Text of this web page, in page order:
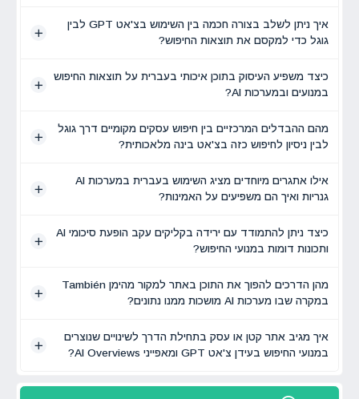
איך ניתן לשלב בצורה חכמה בין השימוש בצ'אט GPT לבין
גוגל כדי למקסם את תוצאות החיפוש?
כיצד משפיע העיסוק בתוכן איכותי בעברית על תוצאות החיפוש
במנועים ובמערכות AI?
מהם ההבדלים המרכזיים בין חיפוש עסקים מקומיים דרך גוגל
לבין ניסיון לחיפוש כזה בצ'אט בינה מלאכותית?
אילו אתגרים מיוחדים מציג השימוש בעברית במערכות AI
גנריות ואיך הם משפיעים על האמינות?
כיצד ניתן להתמודד עם ירידה בקליקים עקב הופעת סיכומי AI
ותכונות דומות במנועי החיפוש?
מהן הדרכים להפוך את התוכן באתר למקור מהימן También
במקרה שבו מערכות AI מושכות ממנו נתונים?
איך מגיב אתר קטן או עסק בתחילת הדרך לשינויים שנוצרים
במנועי החיפוש בעידן צ'אט GPT ומאפייני AI Overviews?